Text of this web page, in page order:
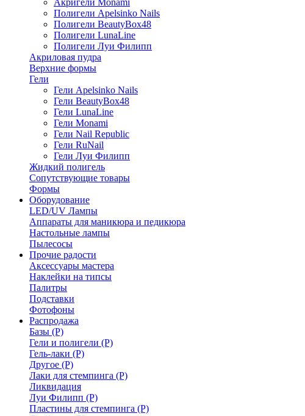
Акригели Monami
Полигели Apelsinko Nails
Полигели BeautyBox48
Полигели LunaLine
Полигели Луи Филипп
Акриловая пудра
Верхние формы
Гели
Гели Apelsinko Nails
Гели BeautyBox48
Гели LunaLine
Гели Monami
Гели Nail Republic
Гели RuNail
Гели Луи Филипп
Жидкий полигель
Сопутствующие товары
Формы
Оборудование
LED/UV Лампы
Аппараты для маникюра и педикюра
Настольные лампы
Пылесосы
Прочие радости
Аксессуары мастера
Наклейки на типсы
Палитры
Подставки
Фотофоны
Распродажа
Базы (Р)
Гели и полигели (Р)
Гель-лаки (Р)
Другое (Р)
Лаки для стемпинга (Р)
Ликвидация
Луи Филипп (Р)
Пластины для стемпинга (Р)